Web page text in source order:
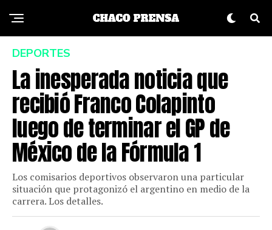
DEPORTES
La inesperada noticia que
recibió Franco Colapinto
luego de terminar el GP de
México de la Fórmula 1
Los comisarios deportivos observaron una particular
situación que protagonizó el argentino en medio de la
carrera. Los detalles.